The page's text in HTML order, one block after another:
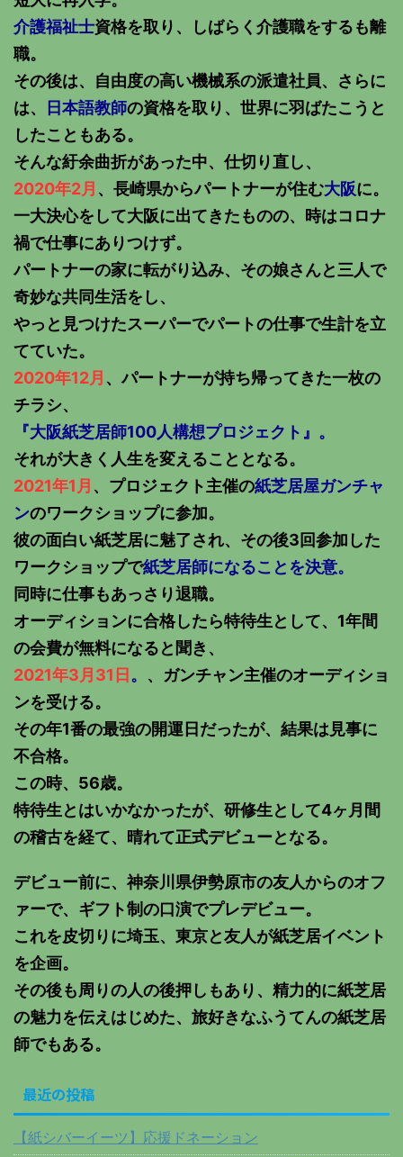
介護福祉士資格を取り、しばらく介護職をするも離
職。
その後は、自由度の高い機械系の派遣社員、さらに
は、
日本語教師の資格を取り、世界に羽ばたこうと
したこともある。
そんな紆余曲折があった中、仕切り直し、
2020年2月 、長崎県からパートナーが住む大阪に。
一大決心をして大阪に出てきたものの、時はコロナ
禍で仕事にありつけず。
パートナーの家に転がり込み、その娘さんと三人で
奇妙な共同生活をし、
やっと見つけたスーパーでパートの仕事で生計を立
てていた。
2020年12月 、パートナーが持ち帰ってきた一枚の
チラシ、
『大阪紙芝居師100人構想プロジェクト』。
それが大きく人生を変えることとなる。
2021年1月 、プロジェクト主催の紙芝居屋ガンチャ
ンのワークショップに参加。
彼の面白い紙芝居に魅了され、その後3回参加した
ワークショップで紙芝居師になることを決意。
同時に仕事もあっさり退職。
オーディションに合格したら特待生として、1年間
の会費が無料になると聞き、
2021年3月31日 。 、ガンチャン主催のオーディショ
ンを受ける。
その年1番の最強の開運日だったが、結果は見事に
不合格。
この時、56歳。
特待生とはいかなかったが、研修生として4ヶ月間
の稽古を経て、晴れて正式デビューとなる。
デビュー前に、神奈川県伊勢原市の友人からのオフ
ァーで、ギフト制の口演でプレデビュー。
これを皮切りに埼玉、東京と友人が紙芝居イベント
を企画。
その後も周りの人の後押しもあり、精力的に紙芝居
の魅力を伝えはじめた、旅好きなふうてんの紙芝居
師でもある。
最近の投稿
【紙シバーイーツ】応援ドネーション